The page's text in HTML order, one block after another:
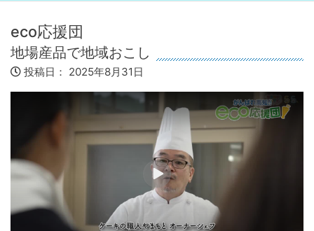
eco応援団
地場産品で地域おこし
投稿日： 2025年8月31日